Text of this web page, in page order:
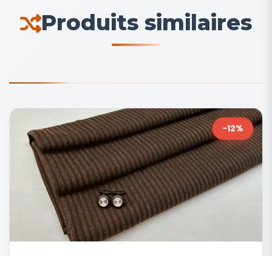
Produits similaires
-12%